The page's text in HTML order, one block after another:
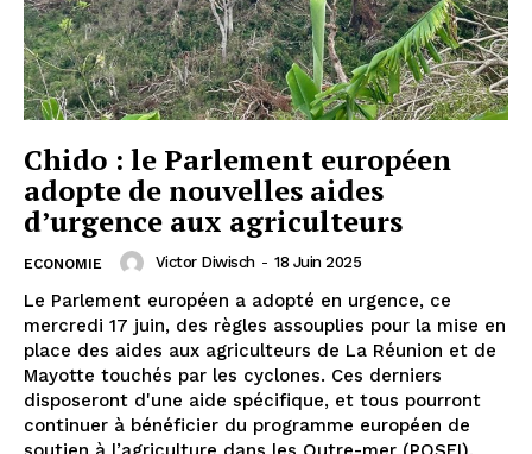
Chido : le Parlement européen
adopte de nouvelles aides
d’urgence aux agriculteurs
ECONOMIE Victor Diwisch - 18 Juin 2025
Le Parlement européen a adopté en urgence, ce
mercredi 17 juin, des règles assouplies pour la mise en
place des aides aux agriculteurs de La Réunion et de
Mayotte touchés par les cyclones. Ces derniers
disposeront d'une aide spécifique, et tous pourront
continuer à bénéficier du programme européen de